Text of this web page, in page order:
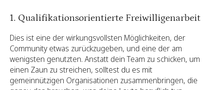
1. Qualifikationsorientierte Freiwilligenarbeit
Dies ist eine der wirkungsvollsten Möglichkeiten, der
Community etwas zurückzugeben, und eine der am
wenigsten genutzten. Anstatt dein Team zu schicken, um
einen Zaun zu streichen, solltest du es mit
gemeinnützigen Organisationen zusammenbringen, die